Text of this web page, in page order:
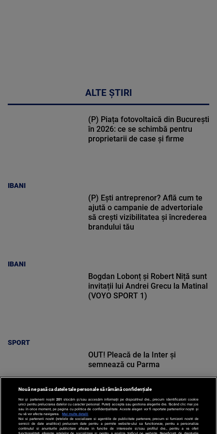
ALTE ȘTIRI
IBANI
(P) Piața fotovoltaică din București
în 2026: ce se schimbă pentru
proprietarii de case și firme
IBANI
(P) Ești antreprenor? Află cum te
ajută o campanie de advertoriale
să crești vizibilitatea și încrederea
brandului tău
SPORT
Bogdan Lobonț și Robert Niță sunt
invitații lui Andrei Grecu la Matinal
(VOYO SPORT 1)
SPORT
OUT! Pleacă de la Inter și
semnează cu Parma
Nouă ne pasă ca datele tale personale să rămână confidențiale
Noi și partenerii noștri 201 stocăm și/sau accesăm informații pe dispozitivul dvs., precum identificatorii cookie
unici pentru prelucrarea datelor cu caracter personal. Puteți accepta sau gestiona alegerile dvs. făcând clic mai jos
sau în orice moment, pe pagina cu politica de confidențialitate. Aceste alegeri vor fi raportate partenerilor noștri și
nu vă vor afecta navigarea.
Mai multe detalii
Noi si partenerii nostri (retelele de socializare si agentiile de publicitate partenere, precum si furnizorii nostri de
servicii de date analitice) prelucram date pentru a permite website-ului sa functioneze, pentru a personaliza
continutul si anunturile publicitare afisate in functie de interesele si/sau profilul dvs., pentru a va oferi
functionalitati aferente retelelor de socializare si pentru a analiza traficul pe website. Beneficiati de drepturile